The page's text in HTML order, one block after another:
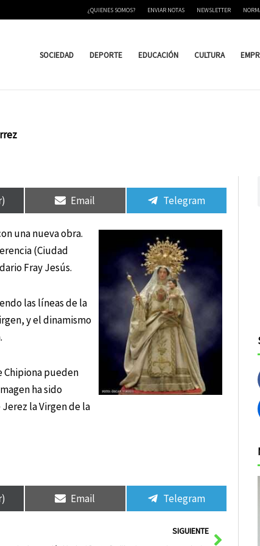
¿QUIENES SOMOS? ENVIAR NOTAS NEWSLETTER
SOCIEDAD DEPORTE EDUCACIÓN CULTURA
en
Email
en
Telegram
una nueva obra.
(Ciudad
Fray Jesús.
las líneas de la
y el dinamismo
Chipiona pueden
ha sido
la Virgen de la
en
Email
en
Telegram
SIGUIENTE